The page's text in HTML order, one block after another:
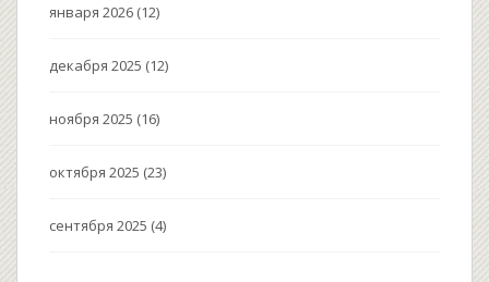
января 2026 (12)
декабря 2025 (12)
ноября 2025 (16)
октября 2025 (23)
сентября 2025 (4)